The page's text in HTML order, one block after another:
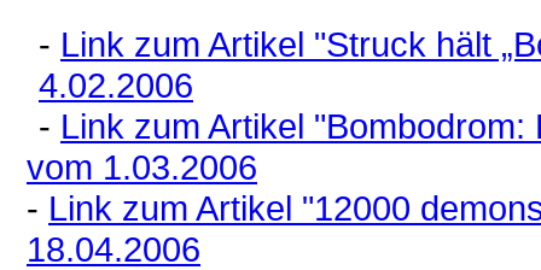
- Link zum Artikel "Struck hält
4.02.2006
- Link zum Artikel
vom 1.03.2006
- Link zum Artikel "12000
18.04.2006